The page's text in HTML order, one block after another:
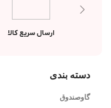
ارسال سریع کالا
دسته بندی
گاوصندوق